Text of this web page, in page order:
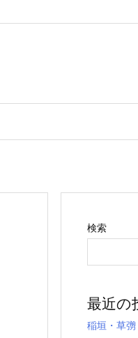
検索
最近の
稲垣・草